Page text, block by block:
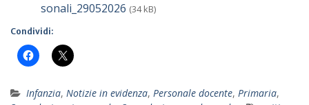
sonali_29052026 (34 kB)
Condividi:
Infanzia, Notizie in evidenza, Personale docente, Primaria,